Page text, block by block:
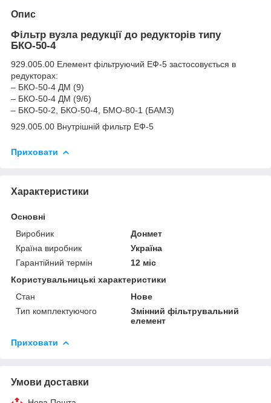
Опис
Фільтр вузла редукції до редукторів типу
БКО-50-4
929.005.00 Елемент фільтруючий ЕФ-5 застосовується в
редукторах:
– БКО-50-4 ДМ (9)
– БКО-50-4 ДМ (9/6)
– БКО-50-2, БКО-50-4, БМО-80-1 (БАМЗ)
929.005.00 Внутрішній фильтр ЕФ-5
Приховати
Характеристики
Основні
Виробник
Донмет
Країна виробник
Україна
Гарантійний термін
12 міс
Користувальницькі характеристики
Стан
Нове
Тип комплектуючого
Змінний фільтрувальний
елемент
Приховати
Умови доставки